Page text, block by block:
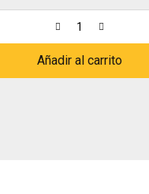
Añadir al carrito